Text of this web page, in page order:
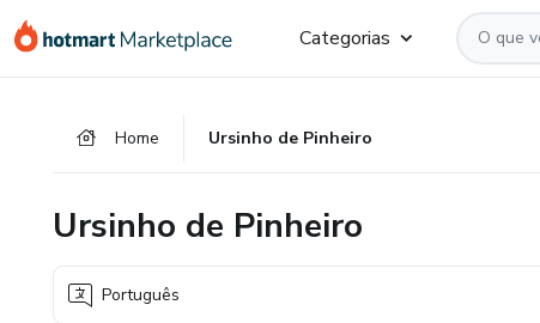
para
para
para
Categorias
Home Ursinho de Pinheiro
Ursinho de Pinheiro
Português